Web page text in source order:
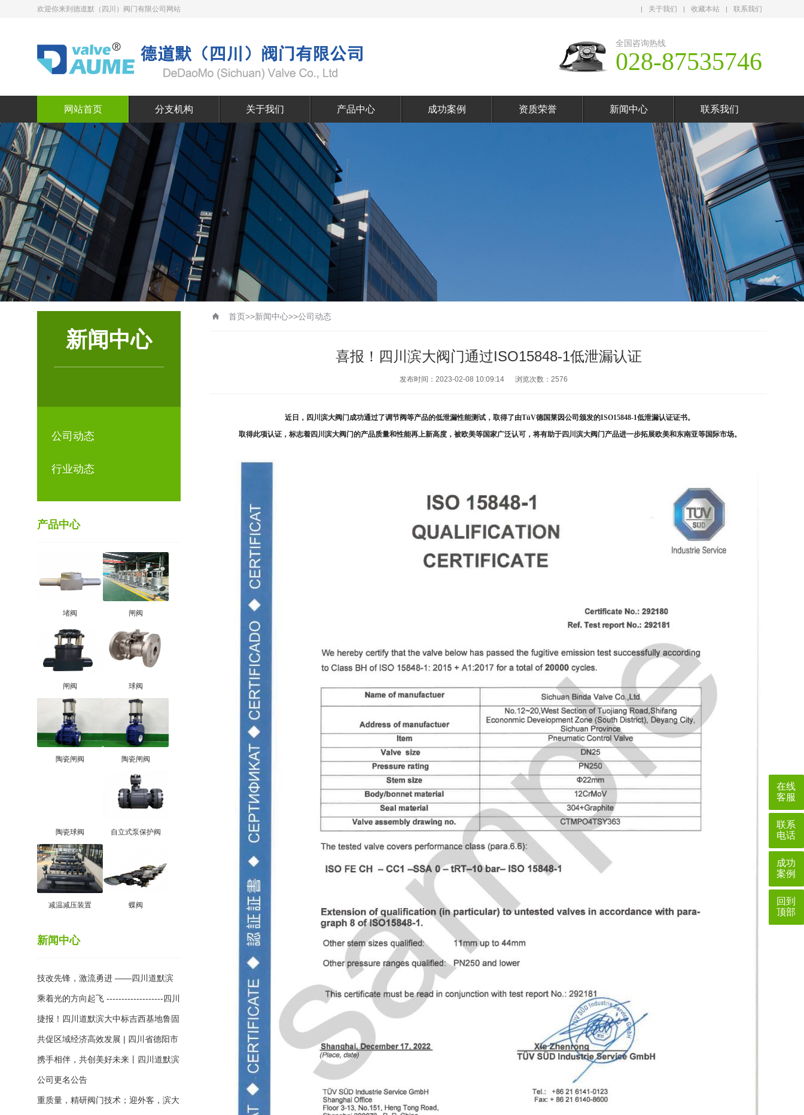
欢迎你来到德道默（四川）阀门有限公司网站 关于我们 收藏本站 联系我们
全国咨询热线
028-87535746
网站首页 分支机构 关于我们 产品中心 成功案例 资质荣誉 新闻中心 联系我们
新闻中心
公司动态
行业动态
产品中心
堵阀 闸阀
闸阀 球阀
陶瓷闸阀 陶瓷闸阀
陶瓷球阀 自立式泵保护阀
减温减压装置 蝶阀
新闻中心
技改先锋，激流勇进 ——四川道默滨
大阀门有限公司积极参与行业科技创新
成果交流
乘着光的方向起飞 -------------------四川
道默滨大阀门有限公司参加2024年第
十一届中国国际光热大会圆满落幕
捷报！四川道默滨大中标吉西基地鲁固
直流140万千瓦外送项目
共促区域经济高效发展 | 四川省德阳市
经信局领导到访道默滨大工厂
携手相伴，共创美好未来丨四川道默滨
大阀门有限公司与您共迎元旦
公司更名公告
重质量，精研阀门技术；迎外客，滨大
首页>>新闻中心>>公司动态
喜报！四川滨大阀门通过ISO15848-1低泄漏认证
发布时间：2023-02-08 10:09:14 浏览次数： 2576
近日，四川滨大阀门成功通过了调节阀等产品的低泄漏性能测试，取得了由TüV德国莱因公司颁发的ISO15848-1低泄漏认证证书。
取得此项认证，标志着四川滨大阀门的产品质量和性能再上新高度，被欧美等国家广泛认可，将有助于四川滨大阀门产品进一步拓展欧美和东南亚等国际市场。
在线
客服
联系
电话
成功
案例
回到
顶部